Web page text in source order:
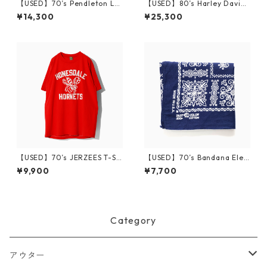
【USED】70’s Pendleton L/S
Wool Shirt L
¥14,300
【USED】80’s Harley Davids
on TOO TOUGH TO DIE T-Sh
irt L
¥25,300
【USED】70’s JERZEES T-Sh
irt HONESDALE HORNETS L
¥9,900
【USED】70’s Bandana Elep
hant
¥7,700
Category
アウター